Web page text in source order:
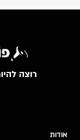
רוצה
אודות